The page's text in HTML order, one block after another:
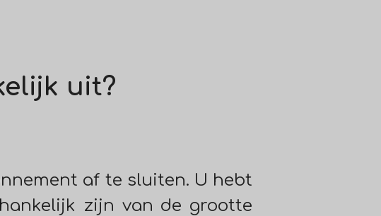
uit?
af te sluiten. U hebt
zijn van de grootte